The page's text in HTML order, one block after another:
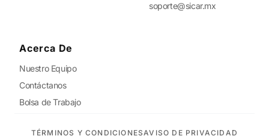
soporte@sicar.mx
Acerca De
Nuestro Equipo
Contáctanos
Bolsa de Trabajo
TÉRMINOS Y CONDICIONESAVISO DE PRIVACIDAD